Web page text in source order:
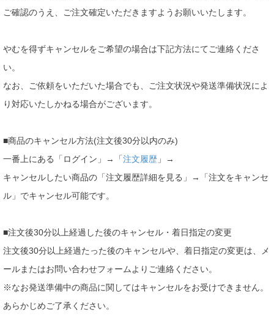
ご確認のうえ、ご注文確定いただきますようお願いいたします。
やむを得ずキャンセルをご希望の場合は下記方法にてご連絡くださ
い。
なお、ご依頼をいただいた場合でも、ご注文状況や発送準備状況によ
り対応いたしかねる場合がございます。
■商品のキャンセル方法(注文後30分以内のみ)
一番上にある「ログイン」→「注文履歴 」→
キャンセルしたい商品の「注文履歴詳細を見る」→「注文をキャンセ
ル」でキャンセル可能です。
■注文後30分以上経過した後のキャンセル・着日指定の変更
注文後30分以上経過たった後のキャンセルや、着日指定の変更は、メ
ールまたはお問い合わせフォームよりご連絡ください。
※なお発送準備中の商品に関してはキャンセルをお受けできません。
あらかじめご了承ください。